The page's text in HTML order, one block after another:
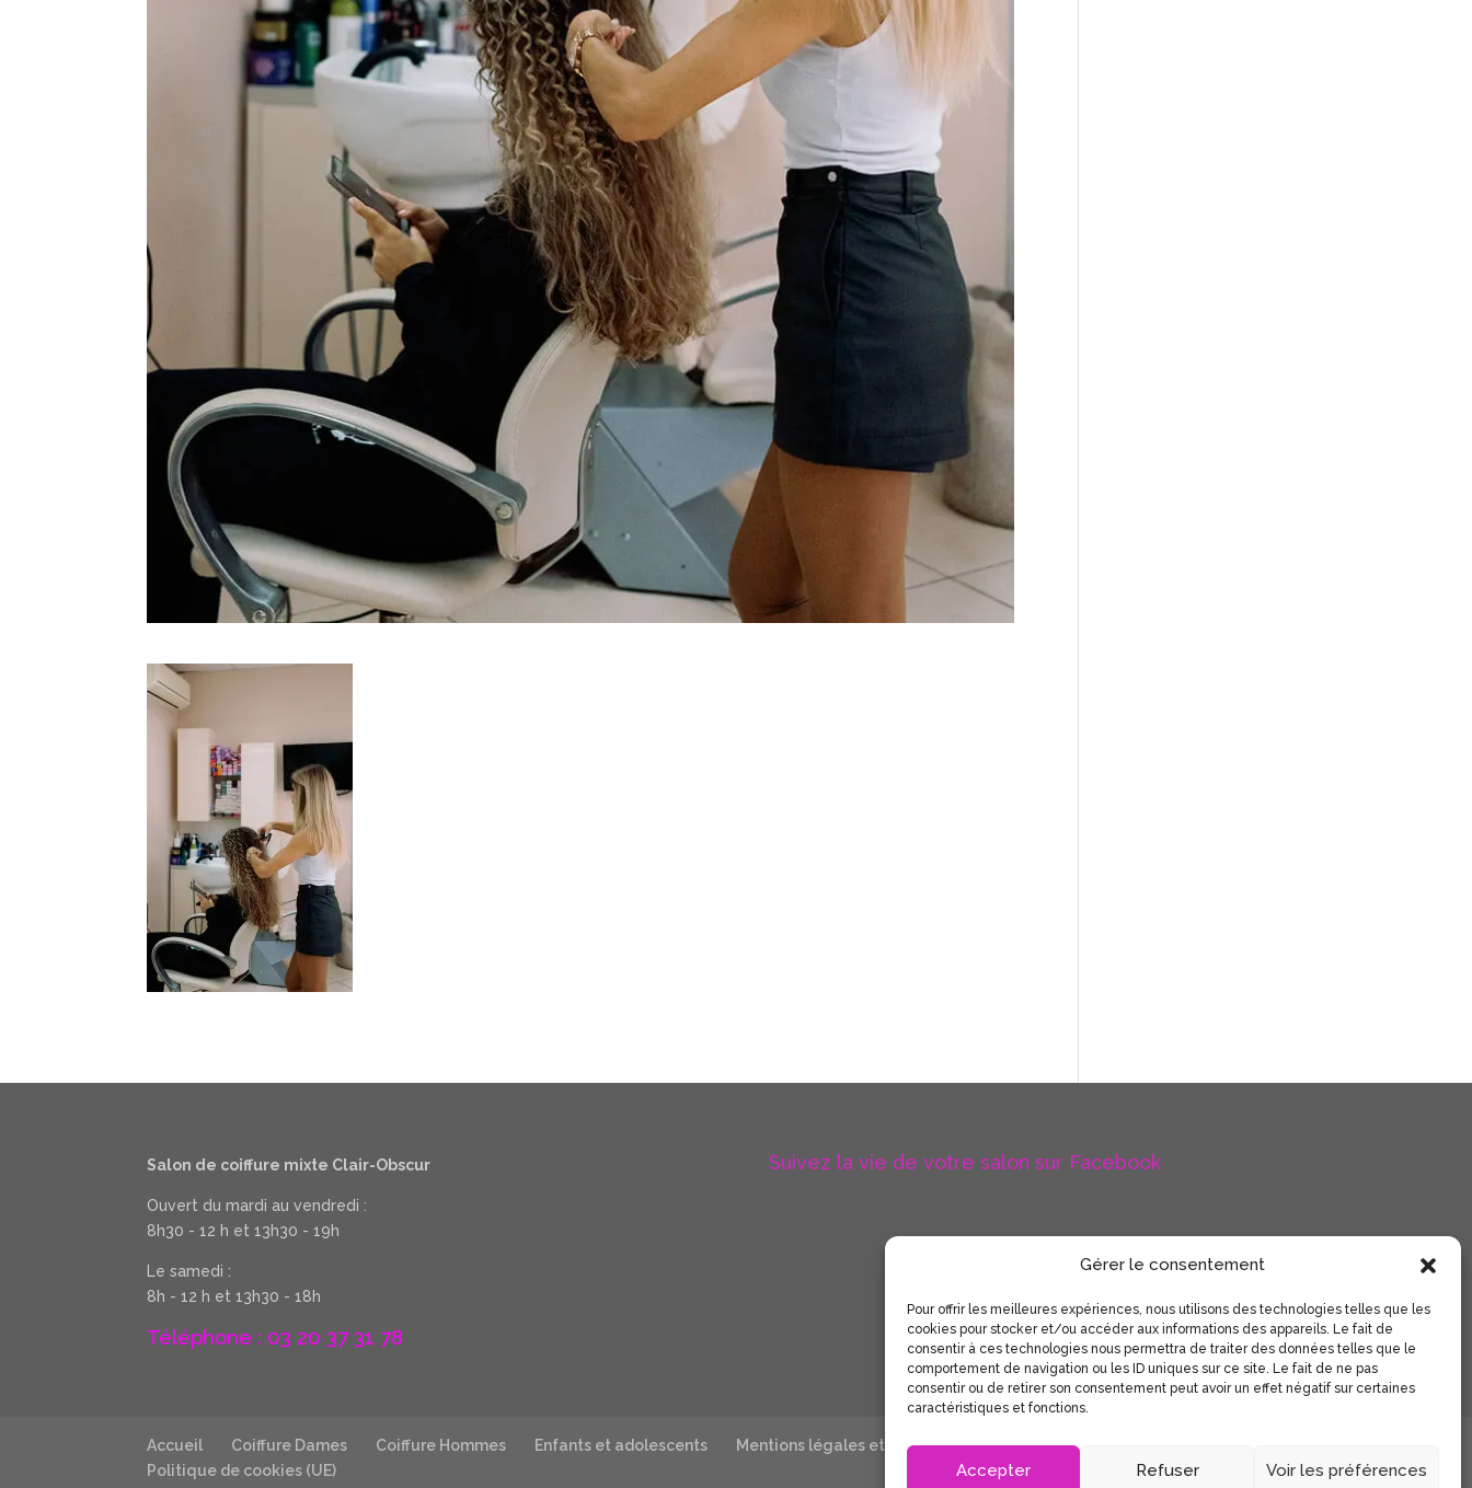
Gérer le consentement
Pour offrir les meilleures expériences, nous utilisons des technologies telles que les
cookies pour stocker et/ou accéder aux informations des appareils. Le fait de
consentir à ces technologies nous permettra de traiter des données telles que le
comportement de navigation ou les ID uniques sur ce site. Le fait de ne pas
consentir ou de retirer son consentement peut avoir un effet négatif sur certaines
caractéristiques et fonctions.
Accepter Refuser Voir les préférences
Salon de coiffure mixte Clair-Obscur
Ouvert du mardi au vendredi :
8h30 - 12 h et 13h30 - 19h
Le samedi :
8h - 12 h et 13h30 - 18h
Téléphone : 03 20 37 31 78
Suivez la vie de votre salon sur Facebook
Accueil Coiffure Dames Coiffure Hommes Enfants et adolescents
Mentions légales et politique de confidentialité
Politique de cookies (UE)